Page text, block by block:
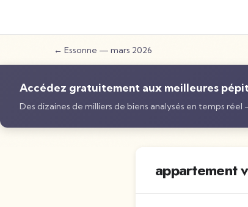
← Essonne — mars 2026
Accédez gratuitement aux meilleures
Des dizaines de milliers de biens analysés en temps
appartement